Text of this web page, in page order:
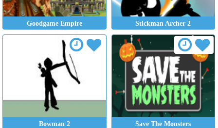
Goodgame Empire Stickman Archer 2
Bowman 2 Save The Monsters